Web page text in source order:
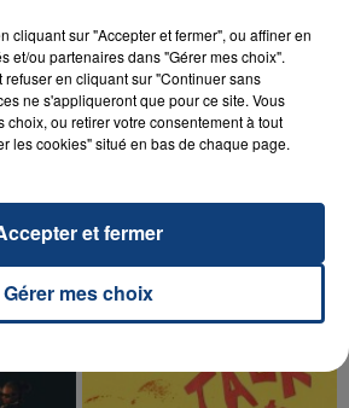
DEVANT SE FAIRE
RESSORT DE LA...
et présenté ses
cliquant sur "Accepter et fermer", ou affiner en
et/ou partenaires dans "Gérer mes choix".
en cliquant sur "Continuer sans
ne s'appliqueront que pour ce site. Vous
choix, ou retirer votre consentement à tout
les cookies" situé en bas de chaque page.
Gérer mes choix
et fermer